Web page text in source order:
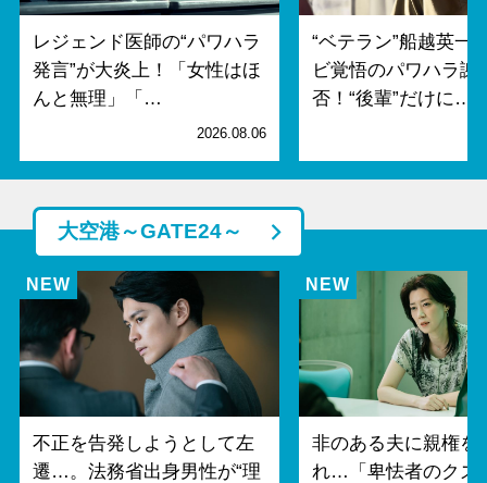
レジェンド医師の“パワハラ
発言”が大炎上！「女性はほ
んと無理」「…
2026.08.06
“ベテラン”船越英一
ビ覚悟のパワハラ謝
否！“後輩”だけに…
大空港～GATE24～
不正を告発しようとして左
遷…。法務省出身男性が“理
非のある夫に親権を
れ…「卑怯者のクズ